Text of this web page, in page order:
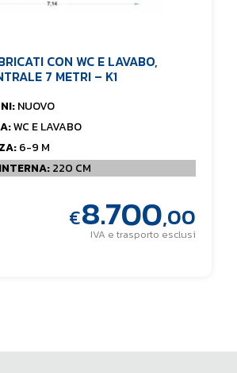
CON WC E LAVABO,
7 METRI – K1
NUOVO
WC E LAVABO
6-9 M
220 CM
€8.700,00
IVA e trasporto esclusi